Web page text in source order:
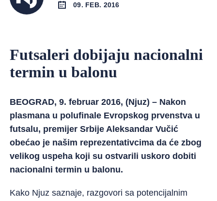
09. FEB. 2016
Futsaleri dobijaju nacionalni
termin u balonu
BEOGRAD, 9. februar 2016, (Njuz) – Nakon
plasmana u polufinale Evropskog prvenstva u
futsalu, premijer Srbije Aleksandar Vučić
obećao je našim reprezentativcima da će zbog
velikog uspeha koji su ostvarili uskoro dobiti
nacionalni termin u balonu.
Kako Njuz saznaje, razgovori sa potencijalnim